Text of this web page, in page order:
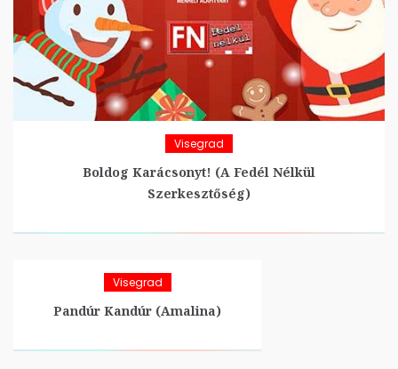
Visegrad
Boldog Karácsonyt! (A Fedél Nélkül
Szerkesztőség)
Visegrad
Pandúr Kandúr (Amalina)